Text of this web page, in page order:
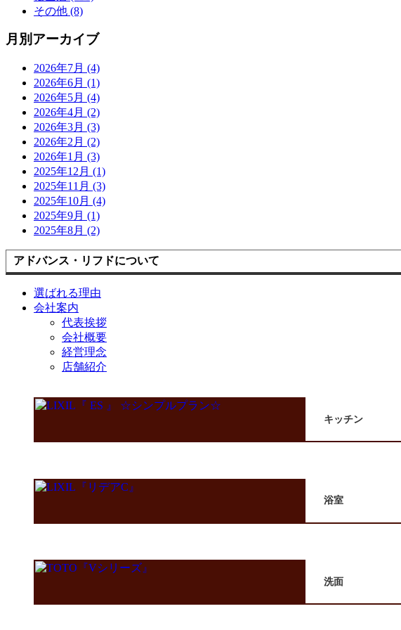
その他 (8)
月別アーカイブ
2026年7月 (4)
2026年6月 (1)
2026年5月 (4)
2026年4月 (2)
2026年3月 (3)
2026年2月 (2)
2026年1月 (3)
2025年12月 (1)
2025年11月 (3)
2025年10月 (4)
2025年9月 (1)
2025年8月 (2)
アドバンス・リフドについて
選ばれる理由
会社案内
代表挨拶
会社概要
経営理念
店舗紹介
キッチン
浴室
洗面